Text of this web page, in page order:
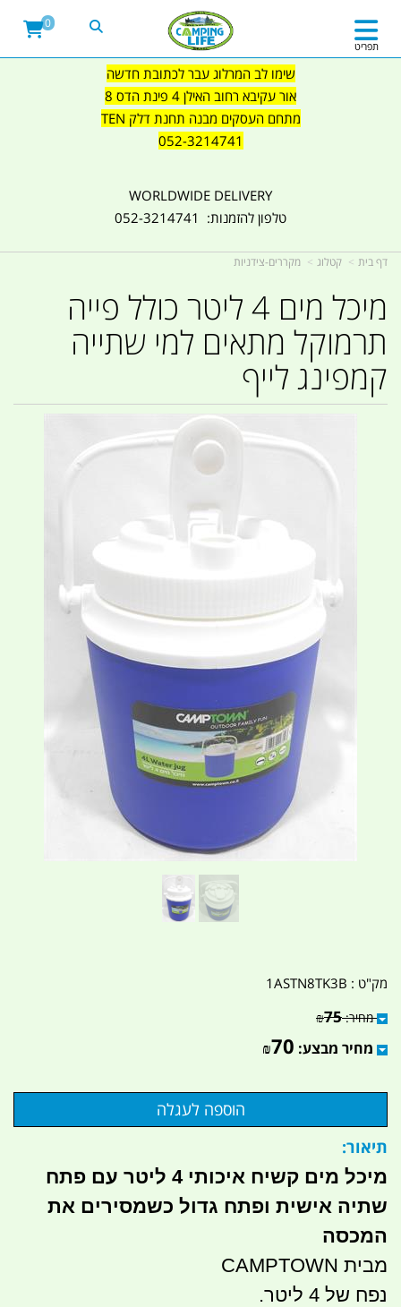
שימו לב המרלוג עבר לכתובת חדשה
אור עקיבא רחוב האילן 4 פינת הדס 8
מתחם העסקים מבנה תחנת דלק TEN
052-3214741
WORLDWIDE DELIVERY
טלפון להזמנות: 052-3214741
תפריט
0
דף בית קטלוג מקררים-צידניות
מיכל מים 4 ליטר כולל פייה
תרמוקל מתאים למי שתייה
קמפינג לייף
מק"ט : 1ASTN8TK3B
מחיר: ₪75
מחיר מבצע: ₪70
תיאור:
מיכל מים קשיח איכותי 4 ליטר עם פתח
שתיה אישית ופתח גדול כשמסירים את
המכסה
מבית CAMPTOWN
נפח של 4 ליטר.